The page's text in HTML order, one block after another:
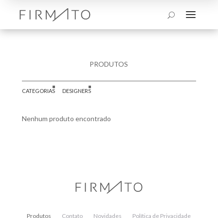
U a
PRODUTOS
CATEGORIAS DESIGNERS
Nenhum produto encontrado
Produtos Contato Novidades
Política de Privacidade